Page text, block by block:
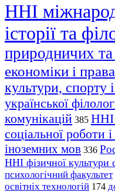
ННІ
історії та
природничих
економіки і права
культури, спорту
української
комунікацій 385 ННІ
соціальної роботи
іноземних мов 336
ННІ фізичної культури
психологічний факультет
освітніх технологій 174